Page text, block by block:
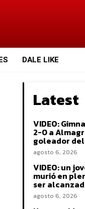
DALE LIKE
Latest
VIDEO:
2-0 a
goleador
agosto 6, 2026
VIDEO: un
murió en
ser
agosto 6, 2026